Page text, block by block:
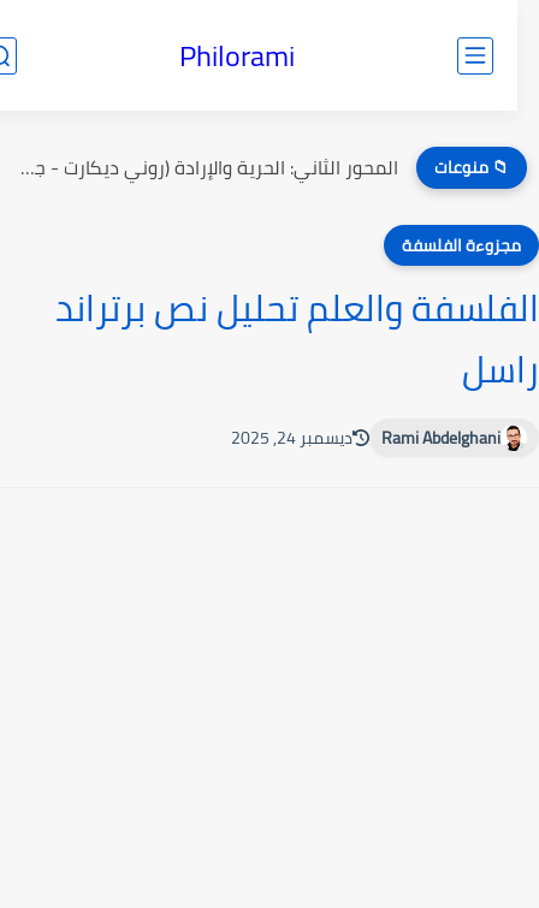
Philorami
📁 منوعات المحور الثاني: الحرية والإرادة (روني ديكارت - جون بول سارتر)
الفلسفة
والعلم تحليل نص برتراند
Rami Abdelghani ديسمبر 24, 2025